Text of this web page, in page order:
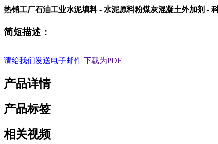
热销工厂石油工业水泥填料 - 水泥原料粉煤灰混凝土外加剂 -
简短描述：
请给我们发送电子邮件 下载为PDF
产品详情
产品标签
相关视频